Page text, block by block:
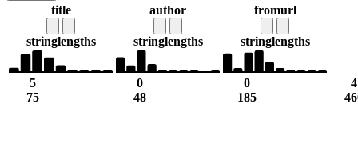
title
stringlengths
5
75
author
stringlengths
0
48
fromurl
stringlengths
0
185
4